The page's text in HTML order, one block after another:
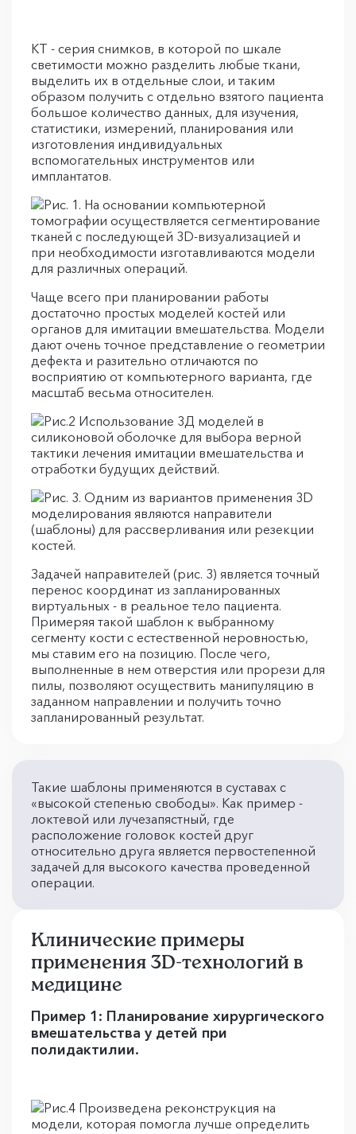
КТ - серия снимков, в которой по шкале
светимости можно разделить любые ткани,
выделить их в отдельные слои, и таким
образом получить с отдельно взятого пациента
большое количество данных, для изучения,
статистики, измерений, планирования или
изготовления индивидуальных
вспомогательных инструментов или
имплантатов.
Чаще всего при планировании работы
достаточно простых моделей костей или
органов для имитации вмешательства. Модели
дают очень точное представление о геометрии
дефекта и разительно отличаются по
восприятию от компьютерного варианта, где
масштаб весьма относителен.
Задачей направителей (рис. 3) является точный
перенос координат из запланированных
виртуальных - в реальное тело пациента.
Примеряя такой шаблон к выбранному
сегменту кости с естественной неровностью,
мы ставим его на позицию. После чего,
выполненные в нем отверстия или прорези для
пилы, позволяют осуществить манипуляцию в
заданном направлении и получить точно
запланированный результат.
Такие шаблоны применяются в суставах с
«высокой степенью свободы». Как пример -
локтевой или лучезапястный, где
расположение головок костей друг
относительно друга является первостепенной
задачей для высокого качества проведенной
операции.
Клинические примеры
применения 3D-технологий в
медицине
Пример 1: Планирование хирургического
вмешательства у детей при
полидактилии.